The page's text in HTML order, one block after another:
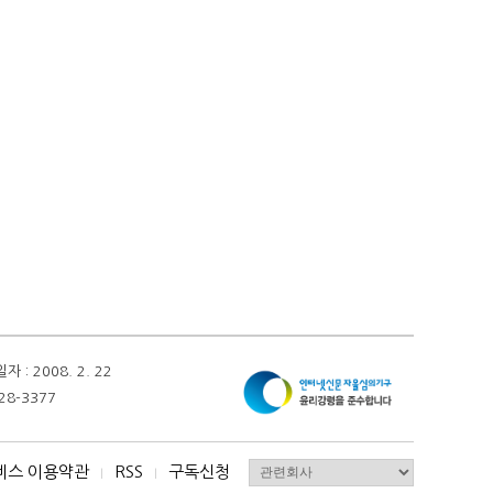
자 : 2008. 2. 22
3377
스 이용약관 RSS 구독신청